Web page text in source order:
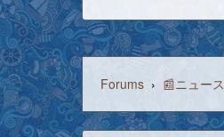
Forums › 📰ニュース